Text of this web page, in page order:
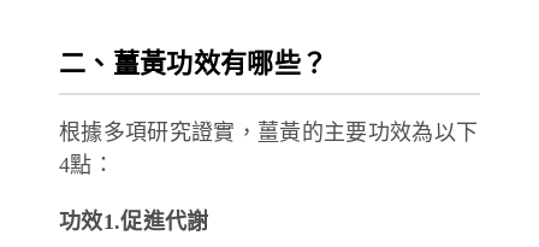
二、薑黃功效有哪些？
根據多項研究證實，薑黃的主要功效為以下
4點：
功效1.促進代謝